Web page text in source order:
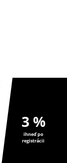
3 %
ihneď po
registrácii